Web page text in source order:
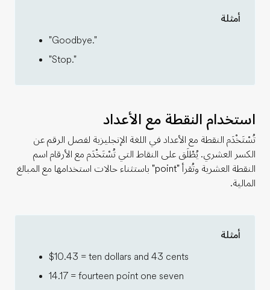
أمثلة
"Goodbye."
"Stop."
استخدام النقطة مع الأعداد
تُسْتَخْدَم النقطة مع الأعداد في اللغة الإنجليزية لفصل الرقم عن
الكسر العشري. يُطْلَق على النقاط التي تُسْتَخْدَم مع الأرقام اسم
النقطة العشرية وتُقرأ "point" باستثناء حالات استخدامها مع المبالغ
المالية.
أمثلة
$10.43 = ten dollars and 43 cents
14.17 = fourteen point one seven